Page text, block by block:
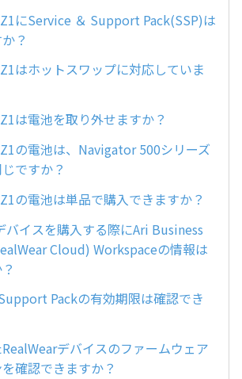
にService ＆ Support Pack(SSP)は
？
はホットスワップに対応していま
は電池を取り外せますか？
の電池は、Navigator 500シリーズ
ですか？
の電池は単品で購入できますか？
バイスを購入する際にAri Business
Cloud) Workspaceの情報は
Packの有効期限は確認でき
デバイスのファームウェア
確認できますか？